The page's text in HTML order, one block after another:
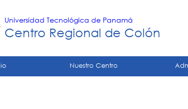
Universidad Tecnológica de Panamá
Centro Regional de Colón
Nuestro Centro